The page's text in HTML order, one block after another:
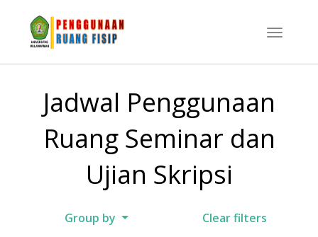
Jadwal Penggunaan
Ruang Seminar dan
Ujian Skripsi
Group by Clear filters